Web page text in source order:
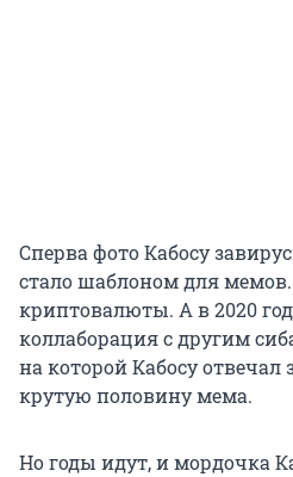
Сперва фото Кабосу
стало шаблоном для
криптовалюты. А в 2020
коллаборация с другим
на которой Кабосу
крутую половину мема.
Но годы идут, и мордочка